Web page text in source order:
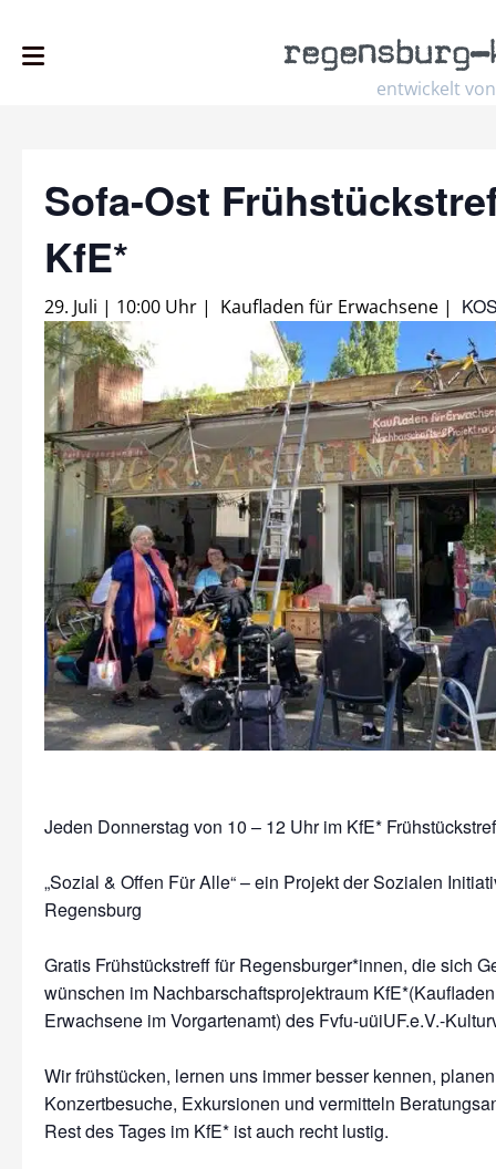
entwickelt von
regensburg–
Sofa-Ost
KfE*
29. Juli | 10:00 Uhr | Kaufladen für Erwachsene |
Jeden Donnerstag von 10 – 12 Uhr im KfE*
„Sozial & Offen Für Alle“ – ein Projekt der Sozialen
Regensburg
Gratis Frühstückstreff für Regensburger*innen, die sich
wünschen im Nachbarschaftsprojektraum
Erwachsene im Vorgartenamt) des Fvfu-uüiUF.e.V.-
Wir frühstücken, lernen uns immer besser kennen,
Konzertbesuche, Exkursionen und vermitteln
Rest des Tages im KfE* ist auch recht lustig.